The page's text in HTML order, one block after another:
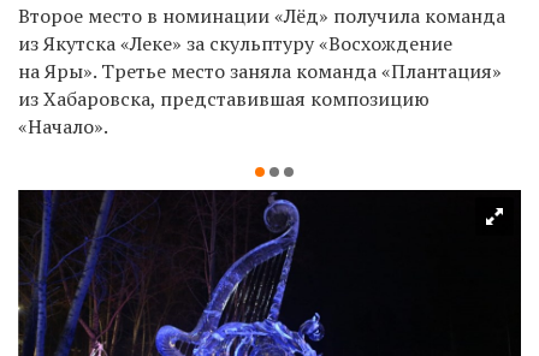
Второе место в номинации «Лёд» получила команда
из Якутска «Леке» за скульптуру «Восхождение
на Яры». Третье место заняла команда «Плантация»
из Хабаровска, представившая композицию
«Начало».